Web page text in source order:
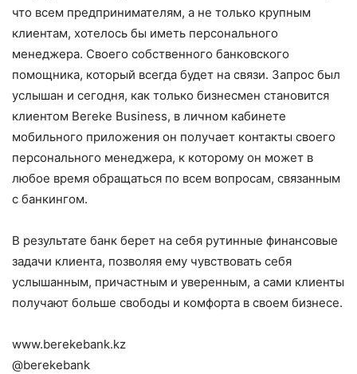
что всем предпринимателям, а не только крупным
клиентам, хотелось бы иметь персонального
менеджера. Своего собственного банковского
помощника, который всегда будет на связи. Запрос был
услышан и сегодня, как только бизнесмен становится
клиентом Bereke Business, в личном кабинете
мобильного приложения он получает контакты своего
персонального менеджера, к которому он может в
любое время обращаться по всем вопросам, связанным
с банкингом.
В результате банк берет на себя рутинные финансовые
задачи клиента, позволяя ему чувствовать себя
услышанным, причастным и уверенным, а сами клиенты
получают больше свободы и комфорта в своем бизнесе.
www.berekebank.kz
@berekebank